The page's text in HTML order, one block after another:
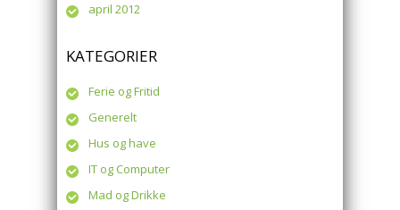
april 2012
KATEGORIER
Ferie og Fritid
Generelt
Hus og have
IT og Computer
Mad og Drikke